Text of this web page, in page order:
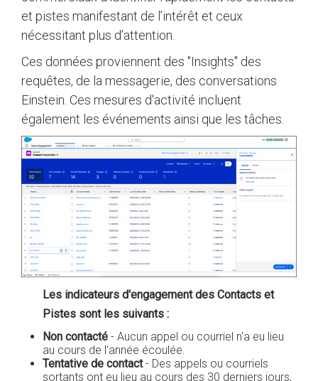
et pistes manifestant de l’intérêt et ceux
nécessitant plus d’attention.
Ces données proviennent des "Insights" des
requêtes, de la messagerie, des conversations
Einstein. Ces mesures d'activité incluent
également les événements ainsi que les tâches.
Les indicateurs d'engagement des Contacts et
Pistes sont les suivants :
Non contacté - Aucun appel ou courriel n'a eu lieu
au cours de l'année écoulée.
Tentative de contact- Des appels ou courriels
sortants ont eu lieu au cours des 30 derniers jours,